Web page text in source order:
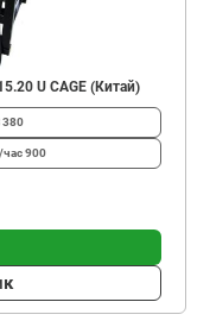
U CAGE (Китай)
380
час900